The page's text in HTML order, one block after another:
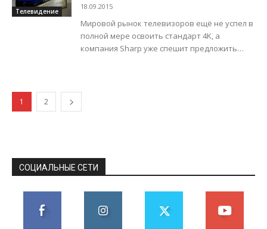
Телевидение
18.09.2015
Мировой рынок телевизоров ещё не успел в
полной мере освоить стандарт 4K, а
компания Sharp уже спешит предложить
1 2
СОЦИАЛЬНЫЕ СЕТИ